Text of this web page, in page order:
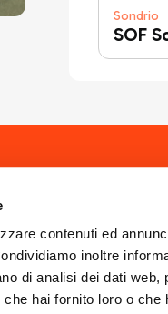
contenuti ed
inoltre
di analisi dei dati
hai fornito loro o
Sondrio
SOF